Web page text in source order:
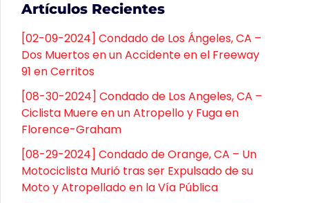
Artículos Recientes
[02-09-2024] Condado de Los Ángeles, CA –
Dos Muertos en un Accidente en el Freeway
91 en Cerritos
[08-30-2024] Condado de Los Angeles, CA –
Ciclista Muere en un Atropello y Fuga en
Florence-Graham
[08-29-2024] Condado de Orange, CA – Un
Motociclista Murió tras ser Expulsado de su
Moto y Atropellado en la Vía Pública